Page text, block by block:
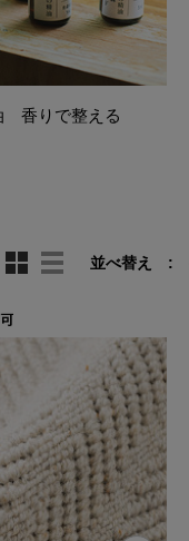
香りで整える
並べ替え